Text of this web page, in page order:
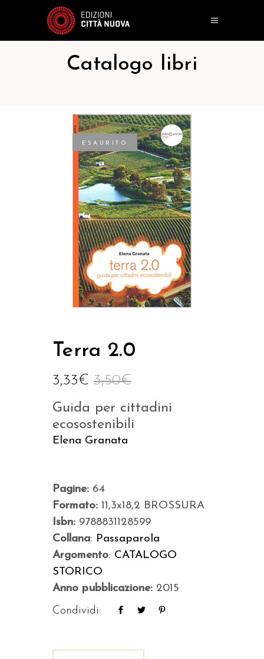
Catalogo libri
ESAURITO
Terra 2.0
3,50€
3,33€
Guida per cittadini
ecosostenibili
Elena Granata
Pagine: 64
Formato: 11,3x18,2 BROSSURA
Isbn: 9788831128599
Collana: Passaparola
Argomento: CATALOGO
STORICO
Anno pubblicazione: 2015
Condividi: